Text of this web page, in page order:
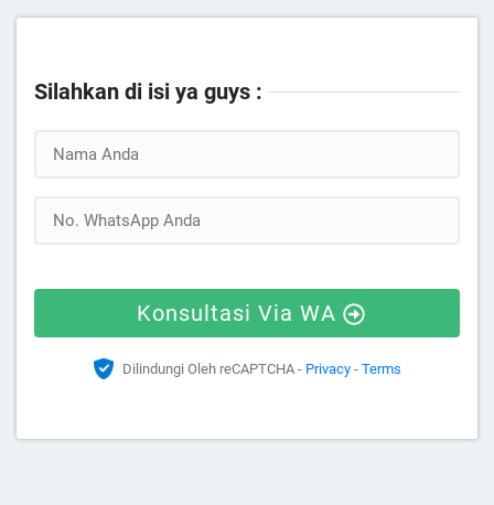
Silahkan di isi ya guys :
Konsultasi Via WA
Dilindungi Oleh reCAPTCHA - Privacy- Terms